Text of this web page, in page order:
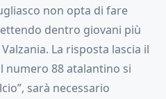
non opta di fare
dentro giovani più
La risposta lascia il
numero 88 atalantino si
sarà necessario